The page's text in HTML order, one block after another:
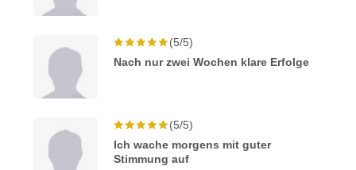
(5/5)
Nach nur zwei Wochen klare Erfolge
(5/5)
Ich wache morgens mit guter
Stimmung auf